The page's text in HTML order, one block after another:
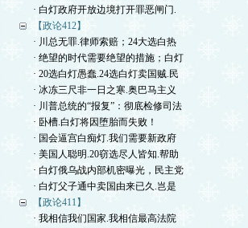
· 白灯政府开放边境打开罪恶闸门.
【政论412】
· 川总无罪.律师索赔；24大选白热
· 绝望的时代需要绝望的措施；白灯
· 20选白灯愚蠢.24选白灯卖国贼.民
· 冰冻三尺非一日之寒.奥巴马主义
· 川普总统的“报复”：彻底检修司法
· 卧槽.白灯将因堕胎而失败！
· 国会逼宫白痴灯.我们需要新政府
· 美国人聪明.20窃选尽人皆知.帮助
· 白灯俄乌战内部机密曝光，民主党
· 白灯父子通中卖国由来已久.岂是
【政论411】
· 我相信我们国家.我相信最高法院